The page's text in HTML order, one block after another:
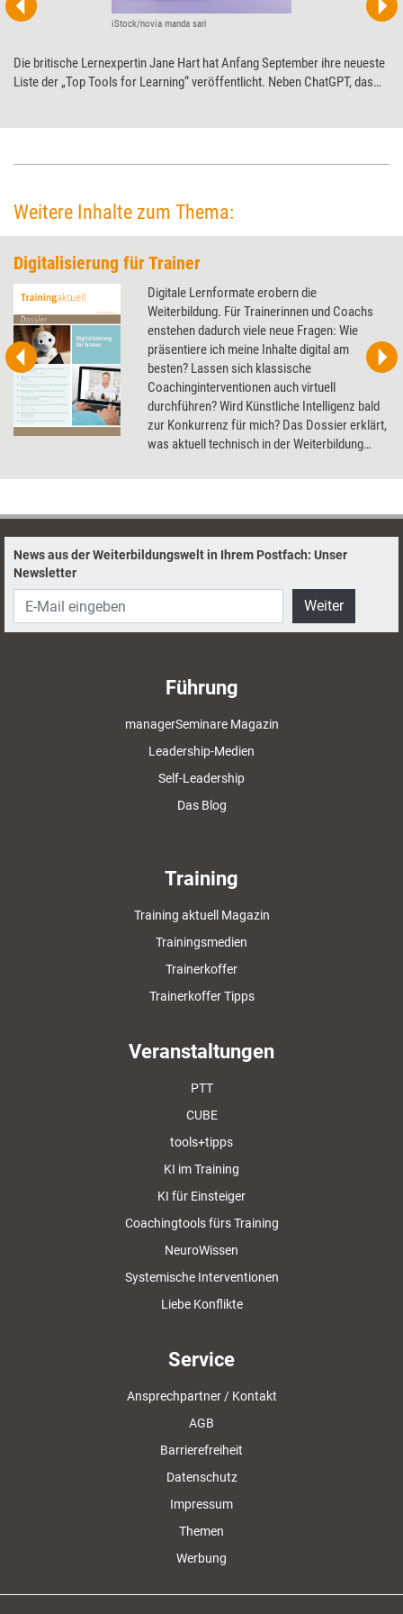
iStock/novia manda sari
Die britische Lernexpertin Jane Hart hat Anfang September ihre neueste
Liste der „Top Tools for Learning“ veröffentlicht. Neben ChatGPT, das
Weitere Inhalte zum Thema:
Digitalisierung für Trainer
Digitale Lernformate erobern die
Weiterbildung. Für Trainerinnen und Coachs
enstehen dadurch viele neue Fragen: Wie
präsentiere ich meine Inhalte digital am
besten? Lassen sich klassische
Coachinginterventionen auch virtuell
durchführen? Wird Künstliche Intelligenz bald
zur Konkurrenz für mich? Das Dossier erklärt,
was aktuell technisch in der Weiterbildung
die Zukunft.
News aus der Weiterbildungswelt in Ihrem Postfach: Unser
Newsletter
Weiter
Führung
managerSeminare Magazin
Leadership-Medien
Self-Leadership
Das Blog
Training
Training aktuell Magazin
Trainingsmedien
Trainerkoffer
Trainerkoffer Tipps
Veranstaltungen
PTT
CUBE
tools+tipps
KI im Training
KI für Einsteiger
Coachingtools fürs Training
NeuroWissen
Systemische Interventionen
Liebe Konflikte
Service
Ansprechpartner / Kontakt
AGB
Barrierefreiheit
Datenschutz
Impressum
Themen
Werbung